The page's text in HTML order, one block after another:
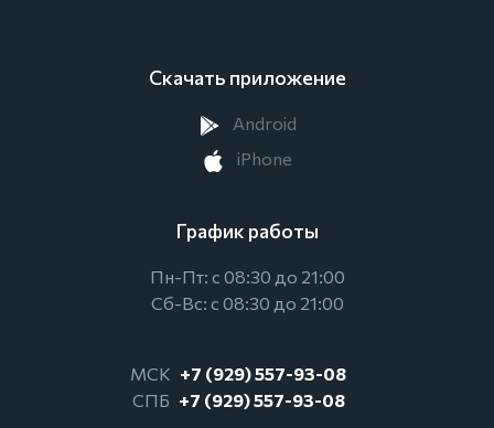
Скачать приложение
Android
iPhone
График работы
Пн-Пт: с 08:30 до 21:00
Сб-Вс: с 08:30 до 21:00
МСК +7 (929) 557-93-08
СПБ +7 (929) 557-93-08